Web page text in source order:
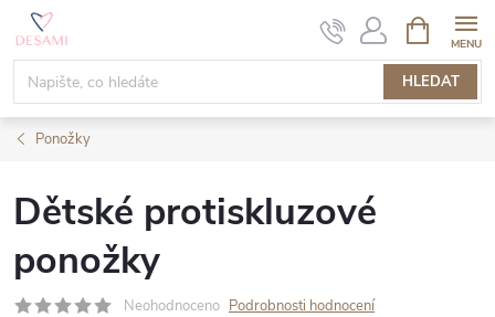
Přejít
obsah
HLEDAT
NÁKUPNÍ
KOŠÍK
Ponožky
Dětské protiskluzové
ponožky
Neohodnoceno Podrobnosti hodnocení